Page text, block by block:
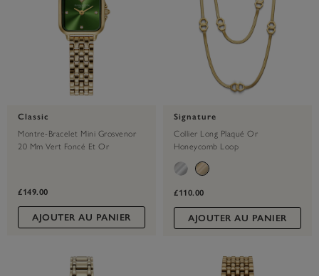
Classic
Montre-Bracelet Mini Grosvenor
20 Mm Vert Foncé Et Or
£149.00
AJOUTER AU PANIER
Signature
Collier Long Plaqué Or
Honeycomb Loop
£110.00
AJOUTER AU PANIER